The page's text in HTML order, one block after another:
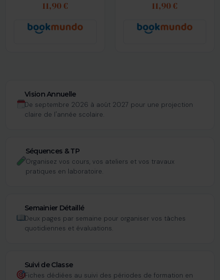
11,90 € 11,90 €
Vision Annuelle
De septembre 2026 à août 2027 pour une projection
claire de l'année scolaire.
Séquences & TP
Organisez vos cours, vos ateliers et vos travaux
pratiques en laboratoire.
Semainier Détaillé
Deux pages par semaine pour organiser vos tâches
quotidiennes et évaluations.
Suivi de Classe
Fiches dédiées au suivi des périodes de formation en